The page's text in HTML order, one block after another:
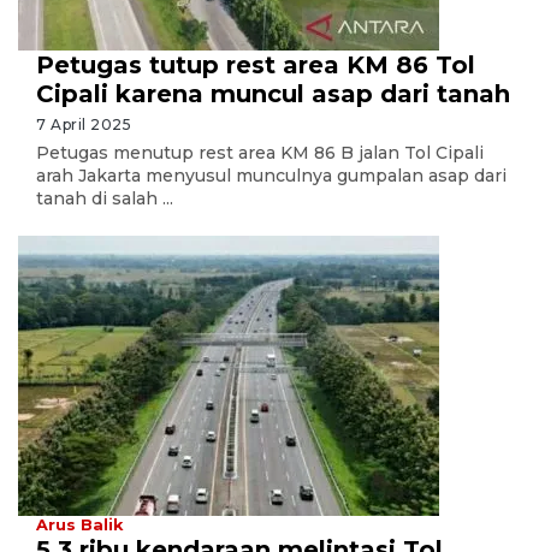
Petugas tutup rest area KM 86 Tol
Cipali karena muncul asap dari tanah
7 April 2025
Petugas menutup rest area KM 86 B jalan Tol Cipali
arah Jakarta menyusul munculnya gumpalan asap dari
tanah di salah ...
Arus Balik